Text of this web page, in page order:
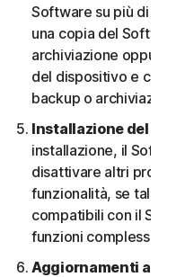
Software su più di un
una copia del
archiviazione oppure
del dispositivo e
backup o archiviazione.
Installazione del
installazione, il
disattivare altri
funzionalità, se tali
compatibili con il
funzioni complessive
Aggiornamenti